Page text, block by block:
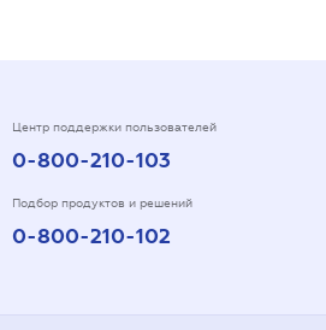
Центр поддержки пользователей
0-800-210-103
Подбор продуктов и решений
0-800-210-102